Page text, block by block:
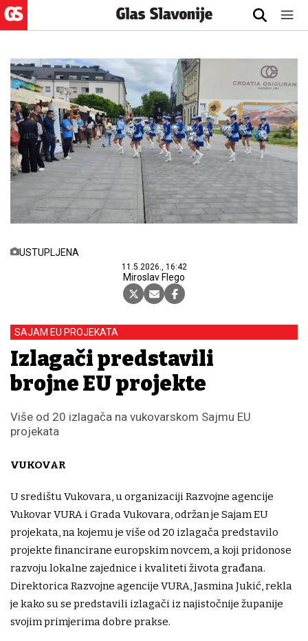
USTUPLJENA
11.5.2026., 16:42
Miroslav Flego
SAJAM EU PROJEKATA
Izlagači predstavili
brojne EU projekte
Više od 20 izlagača na vukovarskom Sajmu EU
projekata
VUKOVAR
U središtu Vukovara, u organizaciji Razvojne agencije
Vukovar VURA i Grada Vukovara, održan je Sajam EU
projekata, na kojemu je više od 20 izlagača predstavilo
projekte financirane europskim novcem, a koji pridonose
razvoju lokalne zajednice i kvaliteti života građana.
Direktorica Razvojne agencije VURA, Jasmina Jukić, rekla
je kako su se predstavili izlagači iz najistočnije županije
svojim primjerima dobre prakse.